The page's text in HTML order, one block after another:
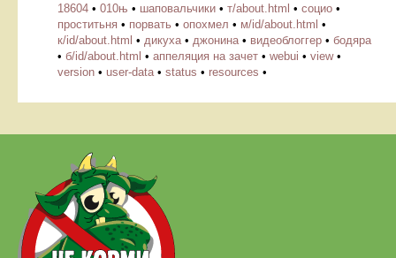
18604 • 010њ • шаповальчики • т/about.html • социо •
проститьня • порвать • опохмел • м/id/about.html •
к/id/about.html • дикуха • джонина • видеоблоггер • бодяра
• б/id/about.html • аппеляция на зачет • webui • view•
version • user-data • status • resources •